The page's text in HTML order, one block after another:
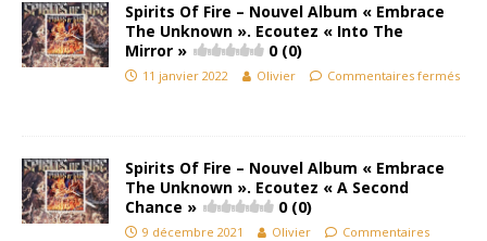
Spirits Of Fire – Nouvel Album « Embrace
The Unknown ». Ecoutez « Into The
Mirror »
0 (0)
11 janvier 2022 Olivier Commentaires fermés
Spirits Of Fire – Nouvel Album « Embrace
The Unknown ». Ecoutez « A Second
Chance »
0 (0)
9 décembre 2021 Olivier
Commentaires